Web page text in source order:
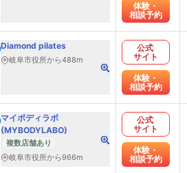
体験・
相談予約
Diamond pilates
岐阜市役所から488m
公式
サイト
体験・
相談予約
マイボディラボ
(MYBODYLABO)
複数店舗あり
岐阜市役所から966m
公式
サイト
体験・
相談予約